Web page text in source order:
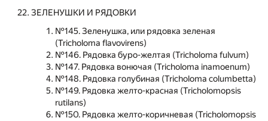
ЗЕЛЕНУШКИ И РЯДОВКИ
№145. Зеленушка, или рядовка зеленая
(Tricholoma flavovirens)
№146. Рядовка буро-желтая (Tricholoma fulvum)
№147. Рядовка вонючая (Tricholoma inamoenum)
№148. Рядовка голубиная (Tricholoma columbetta)
№149. Рядовка желто-красная (Tricholomopsis
rutilans)
№150. Рядовка желто-коричневая (Tricholomopsis